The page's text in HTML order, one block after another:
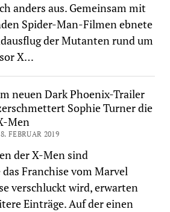
anders aus. Gemeinsam mit
Spider-Man-Filmen ebnete
der Mutanten rund um
X…
neuen Dark Phoenix-Trailer
Sophie Turner die
Men
FEBRUAR 2019
der X-Men sind
Franchise vom Marvel
verschluckt wird, erwarten
Einträge. Auf der einen